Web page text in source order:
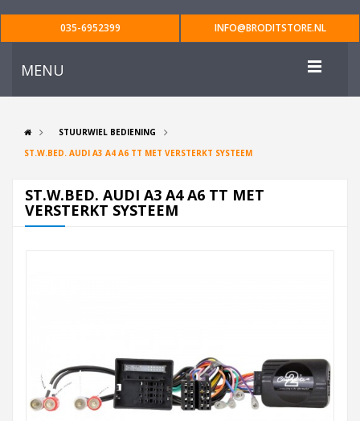
035-6952399 INFO@BRODITSTORE.NL
MENU
STUURWIEL BEDIENING
ST.W.BED. AUDI A3 A4 A6 TT MET VERSTERKT SYSTEEM
ST.W.BED. AUDI A3 A4 A6 TT MET
VERSTERKT SYSTEEM